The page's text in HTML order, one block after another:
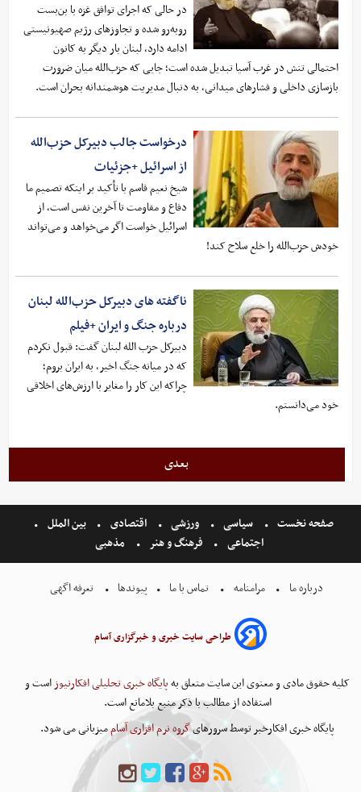
در حالی که اجرای توافق غزه با بن‌بست
روبه‌رو شده و تجاوزهای رژیم صهیونیستی
ادامه دارد، لبنان بار دیگر به کانون
احتمالی تنش در غرب آسیا تبدیل شده است؛ جایی که حزب‌الله میان ضرورت
بازسازی داخلی و فشارهای میدانی، به دنبال مدیریت هوشمندانه بحران است.
درخواست جالب دبیرکل حزب‌الله
از اسرائیل +جزئیات
شیخ نعیم قاسم با تأکید بر اینکه تصمیم ما
دفاع و مقاومت تا آخرین نفس است، از
اسرائیل خواست اگر می‌خواهد و می‌تواند
خودش حزب‌الله را خلع سلاح کند!
ناگفته های دبیرکل حزب‌الله لبنان
درباره جنگ و ایران +فیلم
دبیرکل حزب الله لبنان گفت: قبول نکردم
که در میانه جنگ اخیر، به ایران بروم؛
چراکه این کار را مغایر با ارزش‌های اخلاقی
خود می‌دانستم.
بعدی
صفحه نخست سیاسی ورزشی اقتصادی
بین الملل
اجتماعی
فرهنگ و هنر مذهبی
درباره ما مرامنامه تماس با ما پیوندها تعرفه اگهی
طراحی سایت خبری و خبرگزاری آسام
کلیه حقوق مادی و معنوی این سایت متعلق بهپایگاه خبری تحلیلی افکارنیوزاست و
استفاده از مطالب با ذکر منبع بلامانع است.
پایگاه خبری افکارخبر توسط سرورهایگروه نرم افزاری آساممیزبانی می شود.